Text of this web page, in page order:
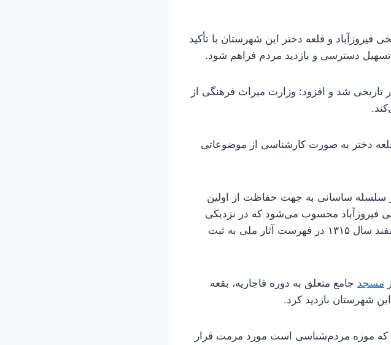
بازدید از آثار تاریخی فیروزآباد و قلعه دختر این شهرستان با تأکید
دسترسی و بازدید مردم فراهم شود.
شد و افزود: وزارت میراث فرهنگی از
دختر به صورت کارشناسی از موضوعاتی
سلسله ساسانی به جهت حفاظت از اولین
فیروزآباد محسوب می‌شود که در نزدیکی
شهر فیروزآباد امروزی قرار دارد. بنای قلعه دختر در ۱۲ اسفند سال ۱۳۱۵ در فهرست آثار ملی به ثبت
مسجد جامع متعلق به دوره قاجاریه، بقعه
شهرستان بازدید کرد.
که موزه مردم‌شناسی است مورد مرمت قرار